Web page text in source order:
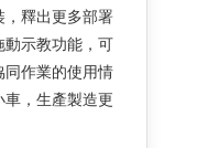
釋出更多部署
示教功能，可
作業的使用情
，生產製造更